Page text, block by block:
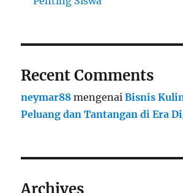
Recent Comments
neymar88 mengenaiBisnis
Peluang dan Tantangan di Era
Archives